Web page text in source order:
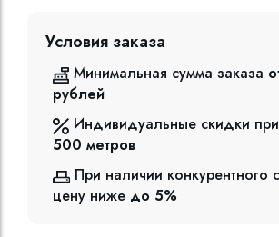
Условия заказа
Минимальная сумма заказа
рублей
Индивидуальные скидки
500 метров
При наличии конкурентного
цену ниже до 5%